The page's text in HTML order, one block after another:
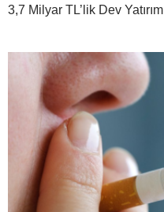
3,7 Milyar TL’lik Dev Yatırım